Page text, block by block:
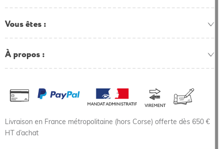
Vous êtes
À propos
Livraison en France métropolitaine (hors Corse) offerte dès 650 €
HT d’achat